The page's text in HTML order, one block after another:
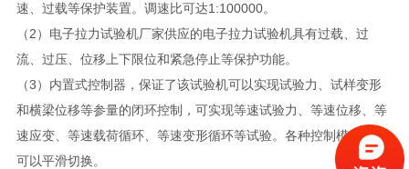
速、过载等保护装置。调速比可达1:100000。
（2）电子拉力试验机厂家供应的电子拉力试验机具有过载、过
流、过压、位移上下限位和紧急停止等保护功能。
（3）内置式控制器，保证了该试验机可以实现试验力、试样变形
和横梁位移等参量的闭环控制，可实现等速试验力、等速位移、等
速应变、等速载荷循环、等速变形循环等试验。各种控制模式之间
可以平滑切换。